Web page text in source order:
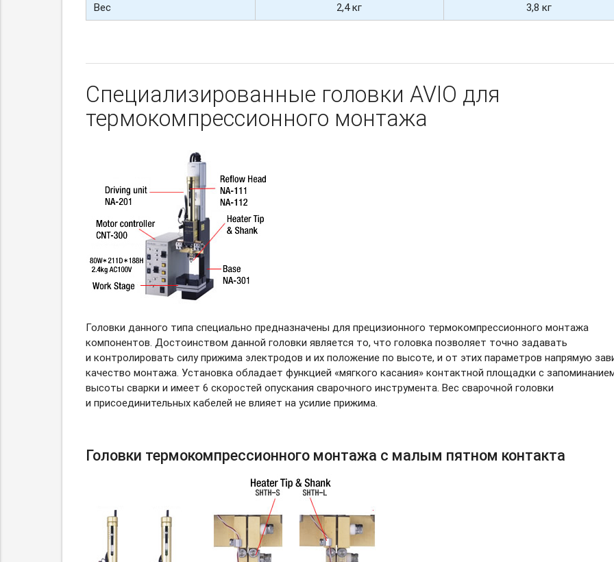
Вес
2,4 кг 3,8 кг
Специализированные головки AVIO для
термокомпрессионного монтажа
Головки данного типа специально предназначены для прецизионного термокомпрессионного монтажа
компонентов. Достоинством данной головки является то, что головка позволяет точно задавать
и контролировать силу прижима электродов и их положение по высоте, и от этих параметров напрямую
качество монтажа. Установка обладает функцией «мягкого касания» контактной площадки с
высоты сварки и имеет 6 скоростей опускания сварочного инструмента. Вес сварочной головки
и присоединительных кабелей не влияет на усилие прижима.
Головки термокомпрессионного монтажа с малым пятном контакта